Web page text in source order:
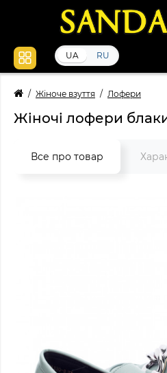
UA RU
Жіноче взуття Лофери
Жіночі лофери
Все про товар